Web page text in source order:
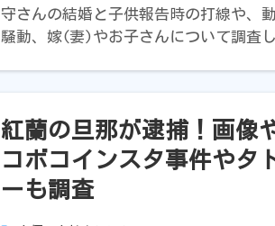
守さんの結婚と子供報告時の打線や、
騒動、嫁(妻)やお子さんについて調査
紅蘭の旦那が逮捕！画像
コボコインスタ事件やタ
ーも調査